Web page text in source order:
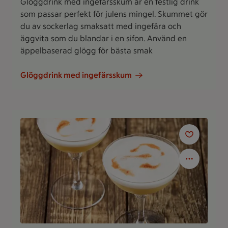
som passar perfekt för julens mingel. Skummet gör
du av sockerlag smaksatt med ingefära och
äggvita som du blandar i en sifon. Använd en
äppelbaserad glögg för bästa smak
Glöggdrink med ingefärsskum